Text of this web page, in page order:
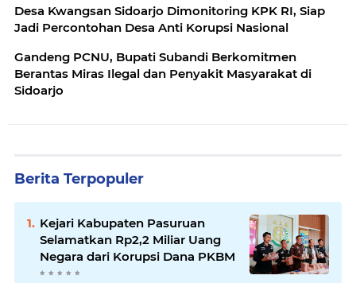
Desa Kwangsan Sidoarjo Dimonitoring KPK RI, Siap
Jadi Percontohan Desa Anti Korupsi Nasional
Gandeng PCNU, Bupati Subandi Berkomitmen
Berantas Miras Ilegal dan Penyakit Masyarakat di
Sidoarjo
Berita Terpopuler
Kejari Kabupaten Pasuruan
Selamatkan Rp2,2 Miliar Uang
Negara dari Korupsi Dana PKBM